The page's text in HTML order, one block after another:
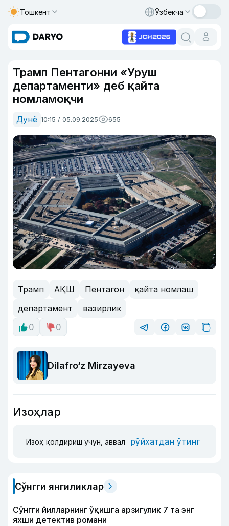
Тошкент Ўзбекча
Трамп Пентагонни «Уруш
департаменти» деб қайта
номламоқчи
Дунё 10:15 / 05.09.2025 655
Трамп AҚШ Пентагон
қайта номлаш
департамент
вазирлик
0
0
Dilafro‘z Mirzayeva
Изоҳлар
Изоҳ қолдириш учун, аввал рўйхатдан ўтинг
Сўнгги янгиликлар
Сўнгги йилларнинг ўқишга арзигулик 7 та энг
яхши детектив романи